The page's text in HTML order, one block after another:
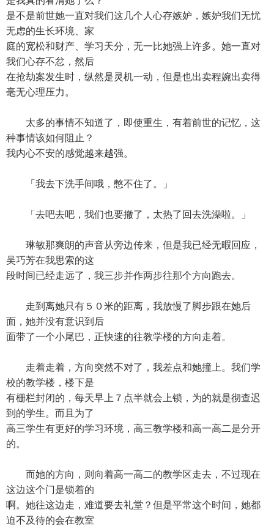
是不是前世她一直对我们这几个人心存嫉妒，嫉妒我们无忧
无虑的生长环境、家
庭的宽松和财产、学习天分，无一比她强上许多。她一直对
我们心存不忿，然后
在抢劫案发生时，纵然是灵机一动，但是也出卖程婉出卖得
毫无心理压力。
太多的事情不知道了，即使重生，有着前世的记忆，这
种事情该如何阻止？
我内心不安的感觉越来越强。
「我去下洗手间哦，憋不住了。」
「去吧去吧，我们也要撤了，太热了回去洗澡啦。」
琳敏那爽朗的声音从旁边传来，但是我已经无暇回应，
吴巧芳在我思索的这
段时间已经走远了，我三步并作两步往那个方向跑去。
走到离她只有５０米的距离，我放慢了脚步跟在她后
面，她并没有意识到后
面带了一个小尾巴，正快速的往教学楼的方向走着。
走着走着，方向突然不对了，我差点和她撞上。我们学
校的教学楼，楼下是
有栅栏封闭的，每天早上７点半就会上锁，为的就是彻查迟
到的学生。而且为了
高三学生有更好的学习环境，高三教学楼和高一高二是分开
的。
而她的方向，则向着高一高二的教学区走去，不过现在
这边这个门是锁着的
啊。她往这边走，难道要去礼堂？但是平常这个时间，她都
迫不及待的会在教室